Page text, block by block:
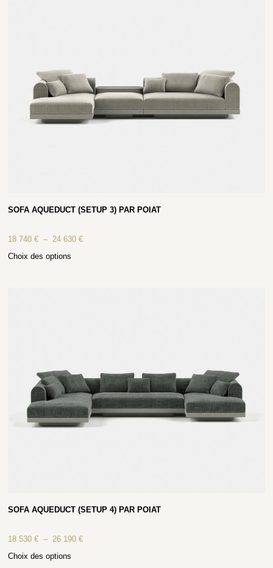
SOFA AQUEDUCT (SETUP 3) PAR POIAT
18 740€ – 24 630€
Choix des options
SOFA AQUEDUCT (SETUP 4) PAR POIAT
18 530€ – 26 190€
Choix des options